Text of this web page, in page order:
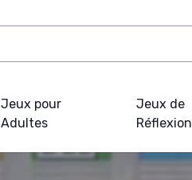
Jeux pour
Adultes
Jeux de
Réflexion